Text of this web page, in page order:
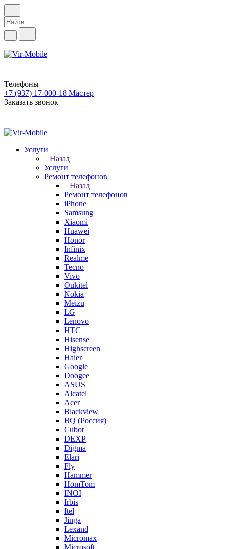
Телефоны
+7 (937) 17-000-18 Мастер
Заказать звонок
Услуги
Назад
Услуги
Ремонт телефонов
Назад
Ремонт телефонов
iPhone
Samsung
Xiaomi
Huawei
Honor
Infinix
Realme
Tecno
Vivo
Oukitel
Nokia
Meizu
LG
Lenovo
HTC
Hisense
Highscreen
Haier
Google
Doogee
ASUS
Alcatel
Acer
Blackview
BQ (Россия)
Cubot
DEXP
Digma
Elari
Fly
Hammer
HomTom
INOI
Irbis
Itel
Jinga
Lexand
Micromax
Microsoft